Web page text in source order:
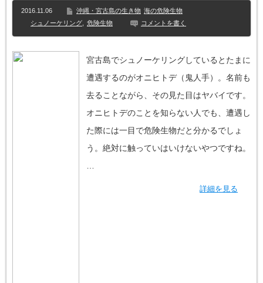
2016.11.06 沖縄・宮古島の生き物 海の危険生物
シュノーケリング
危険生物 コメントを書く
宮古島でシュノーケリングしているとたまに
遭遇するのがオニヒトデ（鬼人手）。名前も
去ることながら、その見た目はヤバイです。
オニヒトデのことを知らない人でも、遭遇し
た際には一目で危険生物だと分かるでしょ
う。絶対に触っていはいけないやつですね。
詳細を見る